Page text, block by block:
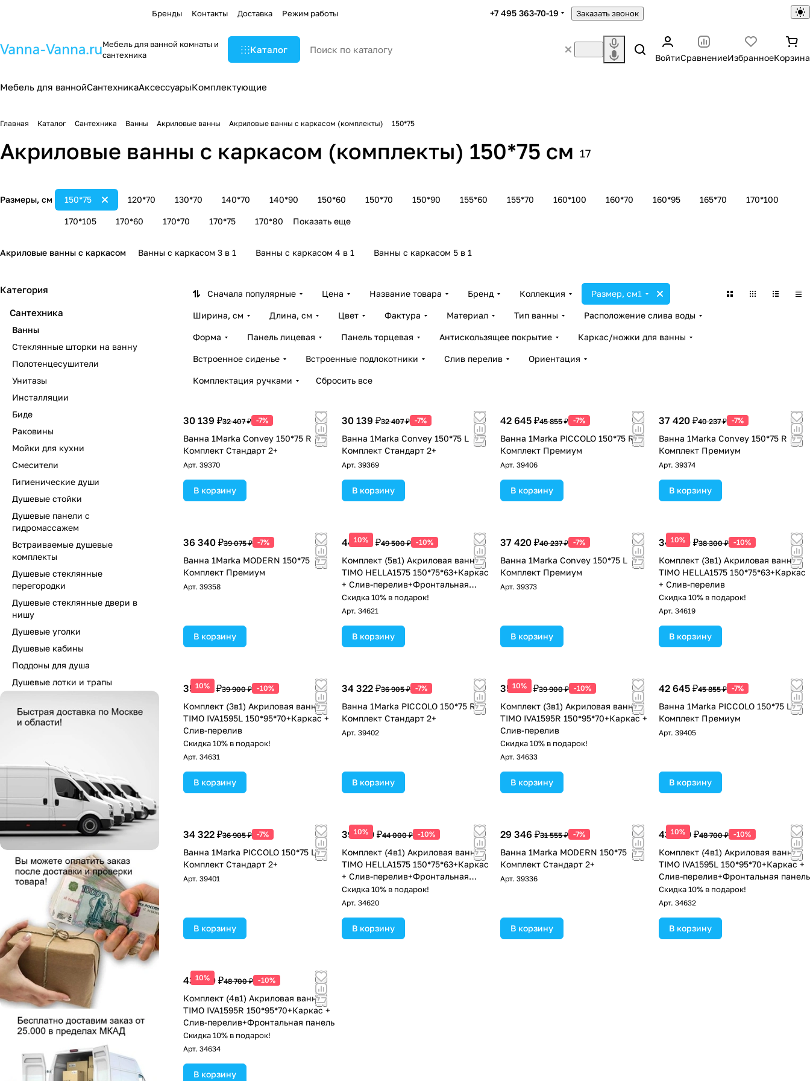
Бренды Контакты Доставка Режим работы +7 495 363-70-19 Заказать звонок
Мебель для ванной комнаты и
сантехника
Каталог
ВойтиСравнениеИзбранноеКорзина
Мебель для ваннойСантехникаАксессуарыКомплектующие
Главная Каталог Сантехника Ванны Акриловые ванны Акриловые ванны с каркасом (комплекты) 150*75
Акриловые ванны с каркасом (комплекты) 150*75 см 17
Размеры, см 120*70 130*70 140*70 140*90 150*60 150*70
150*75 150*90 155*60 155*70 160*100 160*70 160*95 165*70 170*100
170*105 170*60 170*70 170*75 170*80 Показать еще
Акриловые ванны с каркасом Ванны с каркасом 3 в 1 Ванны с каркасом 4 в 1 Ванны с каркасом 5 в 1
Сначала популярные Цена Название товара Бренд Коллекция Размер, см1
Ширина, см Длина, см Цвет Фактура Материал Тип ванны Расположение слива воды
Форма Панель лицевая Панель торцевая Антискользящее покрытие Каркас/ножки для ванны
Встроенное сиденье Встроенные подлокотники Слив перелив Ориентация
Комплектация ручками Сбросить все
30 139 ₽32 407 ₽ -7%
Ванна 1Marka Convey 150*75 R
Комплект Стандарт 2+
Арт. 39370
В корзину
30 139 ₽32 407 ₽ -7%
Ванна 1Marka Convey 150*75 L
Комплект Стандарт 2+
Арт. 39369
В корзину
42 645 ₽45 855 ₽ -7%
Ванна 1Marka PICCOLO 150*75 R
Комплект Премиум
Арт. 39406
В корзину
37 420 ₽40 237 ₽ -7%
Ванна 1Marka Convey 150*75 R
Комплект Премиум
Арт. 39374
В корзину
36 340 ₽39 075 ₽ -7%
Ванна 1Marka MODERN 150*75
Комплект Премиум
Арт. 39358
В корзину
10%
44 550 ₽49 500 ₽ -10%
Комплект (5в1) Акриловая ванна
TIMO HELLA1575 150*75*63+Каркас
+ Слив-перелив+Фронтальная
панель+Торцевая панель
Скидка 10% в подарок!
Арт. 34621
В корзину
37 420 ₽40 237 ₽ -7%
Ванна 1Marka Convey 150*75 L
Комплект Премиум
Арт. 39373
В корзину
10%
34 470 ₽38 300 ₽ -10%
Комплект (3в1) Акриловая ванна
TIMO HELLA1575 150*75*63+Каркас
+ Слив-перелив
Скидка 10% в подарок!
Арт. 34619
В корзину
10%
35 910 ₽39 900 ₽ -10%
Комплект (3в1) Акриловая ванна
TIMO IVA1595L 150*95*70+Каркас +
Слив-перелив
Скидка 10% в подарок!
Арт. 34631
В корзину
34 322 ₽36 905 ₽ -7%
Ванна 1Marka PICCOLO 150*75 R
Комплект Стандарт 2+
Арт. 39402
В корзину
10%
35 910 ₽39 900 ₽ -10%
Комплект (3в1) Акриловая ванна
TIMO IVA1595R 150*95*70+Каркас +
Слив-перелив
Скидка 10% в подарок!
Арт. 34633
В корзину
42 645 ₽45 855 ₽ -7%
Ванна 1Marka PICCOLO 150*75 L
Комплект Премиум
Арт. 39405
В корзину
34 322 ₽36 905 ₽ -7%
Ванна 1Marka PICCOLO 150*75 L
Комплект Стандарт 2+
Арт. 39401
В корзину
10%
39 600 ₽44 000 ₽ -10%
Комплект (4в1) Акриловая ванна
TIMO HELLA1575 150*75*63+Каркас
+ Слив-перелив+Фронтальная
панель
Скидка 10% в подарок!
Арт. 34620
В корзину
29 346 ₽31 555 ₽ -7%
Ванна 1Marka MODERN 150*75
Комплект Стандарт 2+
Арт. 39336
В корзину
10%
43 830 ₽48 700 ₽ -10%
Комплект (4в1) Акриловая ванна
TIMO IVA1595L 150*95*70+Каркас +
Слив-перелив+Фронтальная панель
Скидка 10% в подарок!
Арт. 34632
В корзину
10%
43 830 ₽48 700 ₽ -10%
Комплект (4в1) Акриловая ванна
TIMO IVA1595R 150*95*70+Каркас +
Слив-перелив+Фронтальная панель
Скидка 10% в подарок!
Арт. 34634
В корзину
Категория
Сантехника
Ванны
Стеклянные шторки на ванну
Полотенцесушители
Унитазы
Инсталляции
Биде
Раковины
Мойки для кухни
Смесители
Гигиенические души
Душевые стойки
Душевые панели с
гидромассажем
Встраиваемые душевые
комплекты
Душевые стеклянные
перегородки
Душевые стеклянные двери в
нишу
Душевые уголки
Душевые кабины
Поддоны для душа
Душевые лотки и трапы